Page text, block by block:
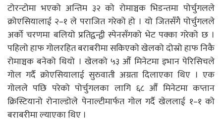
टोरन्टोमा भएको अन्तिम ३२ को रोमाञ्चक भिडन्तमा पोर्चुगलले
क्रोएसियालाई २–१ ले पराजित गरेको हो । यो जितसँगै पोर्चुगलले
अर्को चरणमा बलियो प्रतिद्वन्द्वी स्पेनसँगको भेट पक्का गरेको छ ।
पहिलो हाफ गोलरहित बराबरीमा सकिएको खेलको दोस्रो हाफ निकै
रोमाञ्चक बनेको थियो । खेलको ५३ औँ मिनेटमा इभान पेरिसिचले
गोल गर्दै क्रोएसियालाई सुरुवाती अग्रता दिलाएका थिए । एक
गोलले पछि परेको पोर्चुगलका लागि ६८ औँ मिनेटमा कप्तान
क्रिस्टियानो रोनाल्डोले पेनाल्टीमार्फत गोल गर्दै खेललाई १–१ को
बराबरीमा ल्याएका थिए ।